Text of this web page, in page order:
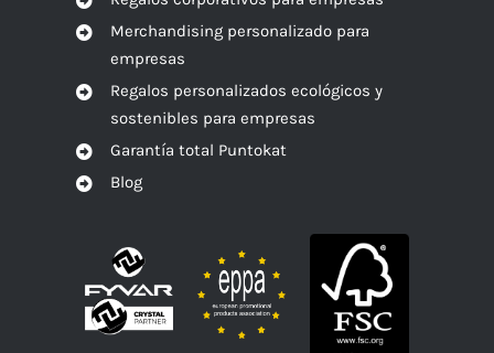
Merchandising personalizado para
empresas
Regalos personalizados ecológicos y
sostenibles para empresas
Garantía total Puntokat
Blog